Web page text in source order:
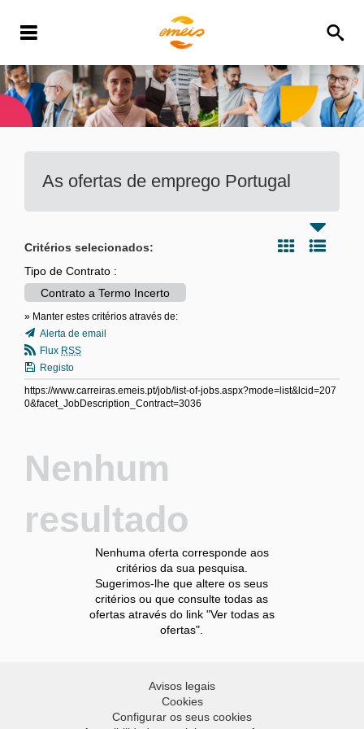
As ofertas de emprego Portugal
Critérios selecionados:
Tipo de Contrato :
Contrato a Termo Incerto
» Manter estes critérios através de:
Alerta de email
Flux RSS
Registo
https://www.carreiras.emeis.pt/job/list-of-jobs.aspx?mode=list&lcid=207
0&facet_JobDescription_Contract=3036
Nenhum
resultado
Nenhuma oferta corresponde aos
critérios da sua pesquisa.
Sugerimos-lhe que altere os seus
critérios ou que consulte todas as
ofertas através do link "Ver todas as
ofertas".
Avisos legais
Cookies
Configurar os seus cookies